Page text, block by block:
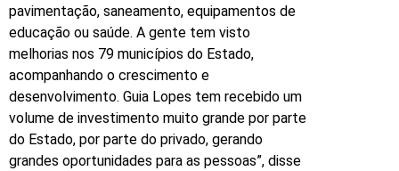
pavimentação, saneamento, equipamentos de
educação ou saúde. A gente tem visto
melhorias nos 79 municípios do Estado,
acompanhando o crescimento e
desenvolvimento. Guia Lopes tem recebido um
volume de investimento muito grande por parte
do Estado, por parte do privado, gerando
grandes oportunidades para as pessoas”, disse